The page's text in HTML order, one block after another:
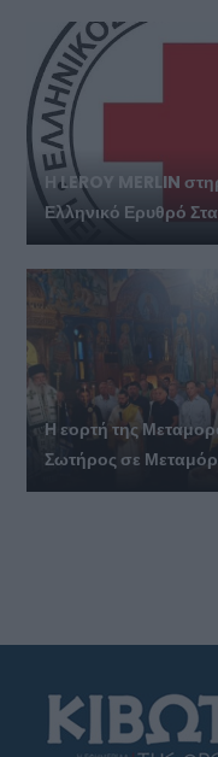
Η LEROY MERLIN
Ελληνικό Ερυθρό
Η εορτή της
Σωτήρος σε